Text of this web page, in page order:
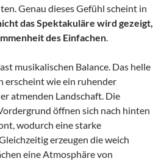
Genau dieses Gefühl scheint in
das Spektakuläre wird gezeigt,
des Einfachen
musikalischen Balance. Das helle
erscheint wie ein ruhender
atmenden Landschaft. Die
öffnen sich nach hinten
wodurch eine starke
erzeugen die weich
eine Atmosphäre von